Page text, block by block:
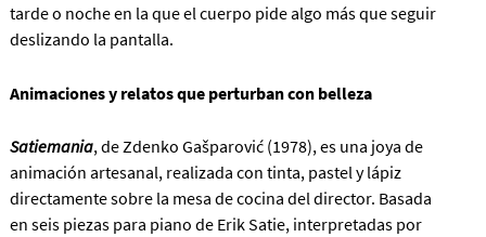
tarde o noche en la que el cuerpo pide algo más que seguir
deslizando la pantalla.
Animaciones y relatos que perturban con belleza
Satiemania, de Zdenko Gašparović (1978), es una joya de
animación artesanal, realizada con tinta, pastel y lápiz
directamente sobre la mesa de cocina del director. Basada
en seis piezas para piano de Erik Satie, interpretadas por